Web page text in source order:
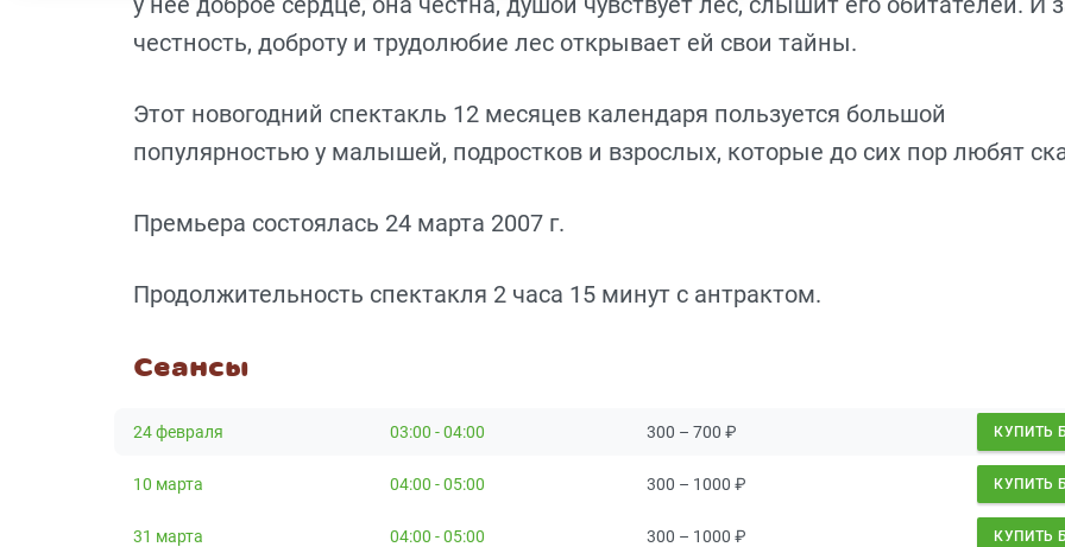
честность, доброту и трудолюбие лес открывает ей свои тайны.
Этот новогодний спектакль 12 месяцев календаря пользуется большой
популярностью у малышей, подростков и взрослых, которые до сих пор любят
Премьера состоялась 24 марта 2007 г.
Продолжительность спектакля 2 часа 15 минут с антрактом.
Сеансы
24 февраля 03:00 - 04:00 300 – 700 ₽ КУПИТЬ
10 марта 04:00 - 05:00 300 – 1000 ₽ КУПИТЬ
31 марта 04:00 - 05:00 300 – 1000 ₽ КУПИТЬ